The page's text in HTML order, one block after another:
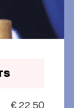
€ 22,50